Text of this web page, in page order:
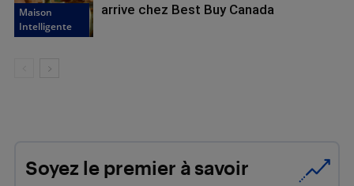
Maison
Intelligente
arrive chez Best Buy Canada
Soyez le premier à savoir